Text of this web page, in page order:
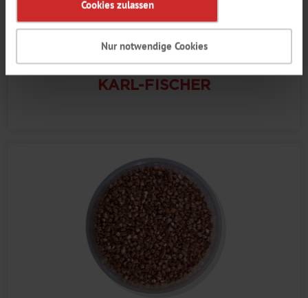
Cookies zulassen
Nur notwendige Cookies
KARL-FISCHER